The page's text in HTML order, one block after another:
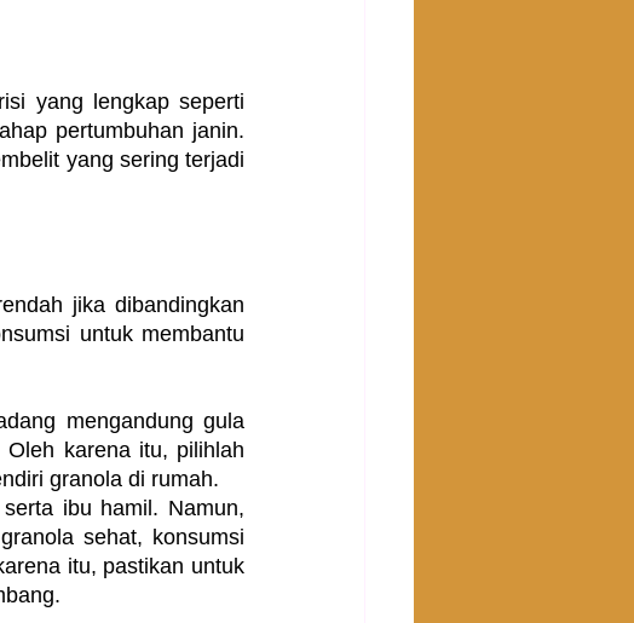
yang lengkap seperti
pertumbuhan janin.
yang sering terjadi
jika dibandingkan
untuk membantu
mengandung gula
karena itu, pilihlah
granola di rumah.
ibu hamil. Namun,
sehat, konsumsi
itu, pastikan untuk